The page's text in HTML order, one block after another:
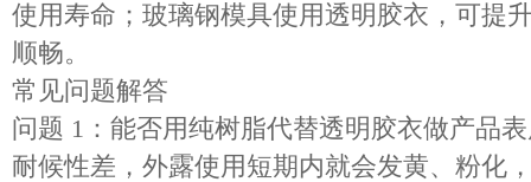
使用寿命；玻璃钢模具使用透明胶衣，可提
顺畅。
常见问题解答
问题 1：能否用纯树脂代替透明胶衣做产品
耐候性差，外露使用短期内就会发黄、粉化